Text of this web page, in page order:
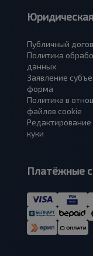
Публичный
Политика
данных
Заявление
форма
Политика в
файлов cookie
куки
Платёжные